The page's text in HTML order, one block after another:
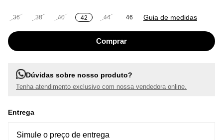
36 38 40 42 44 46 Guia de medidas
Dúvidas sobre nosso produto?
Tenha atendimento exclusivo com nossa vendedora online.
Entrega
Entregas para o CEP:
Simule o preço de entrega